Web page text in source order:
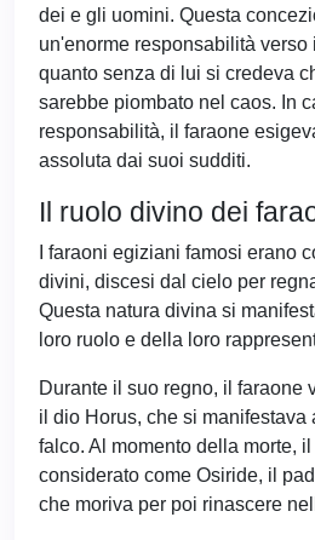
dei e gli uomini. Questa
un'enorme responsabilità verso
quanto senza di lui si credeva
sarebbe piombato nel caos. In
responsabilità, il faraone
assoluta dai suoi sudditi.
Il ruolo divino dei
I faraoni egiziani famosi erano
divini, discesi dal cielo per
Questa natura divina si
loro ruolo e della loro
Durante il suo regno, il faraone
il dio Horus, che si manifestava
falco. Al momento della morte,
considerato come Osiride, il
che moriva per poi rinascere